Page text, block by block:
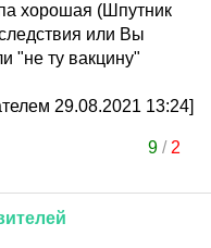
хорошая (Шпутник
или Вы
"не ту вакцину"
29.08.2021 13:24]
9/ 2